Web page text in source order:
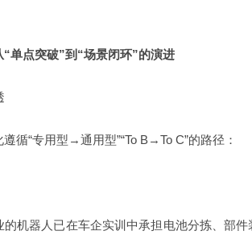
单点突破”到“场景闭环”的演进
循“专用型→通用型”“To B→To C”的路径：
的机器人已在车企实训中承担电池分拣、部